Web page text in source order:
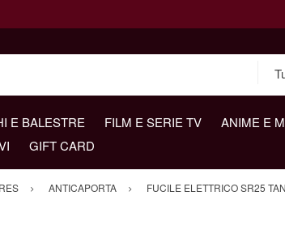
E BALESTRE FILM E SERIE TV ANIME E
GIFT CARD
ANTICAPORTA FUCILE ELETTRICO SR25